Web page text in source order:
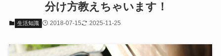
分け方教えちゃいます！
生活知識 2018-07-15 2025-11-25